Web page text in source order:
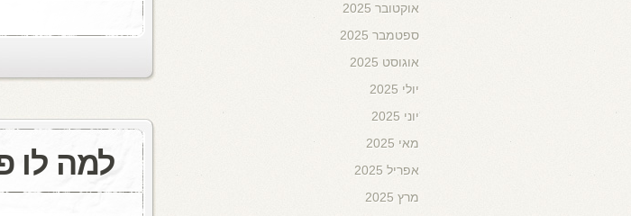
למה לו
אוקטובר 2025
ספטמבר 2025
אוגוסט 2025
יולי 2025
יוני 2025
מאי 2025
אפריל 2025
מרץ 2025